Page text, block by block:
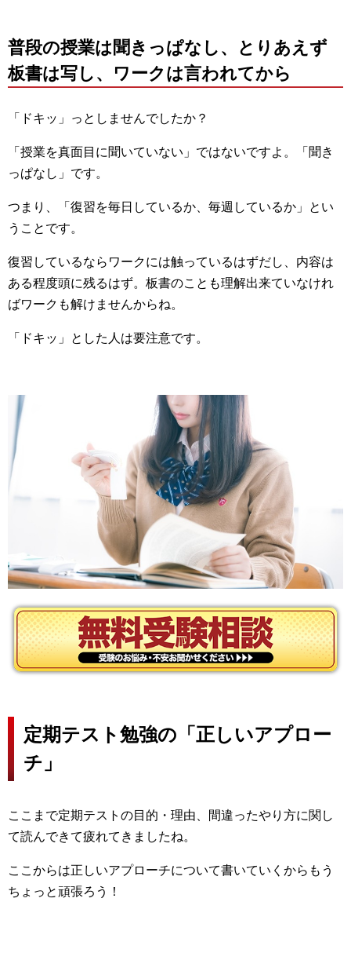
普段の授業は聞きっぱなし、とりあえず
板書は写し、ワークは言われてから
「ドキッ」っとしませんでしたか？
「授業を真面目に聞いていない」ではないですよ。「聞き
っぱなし」です。
つまり、「復習を毎日しているか、毎週しているか」とい
うことです。
復習しているならワークには触っているはずだし、内容は
ある程度頭に残るはず。板書のことも理解出来ていなけれ
ばワークも解けませんからね。
「ドキッ」とした人は要注意です。
定期テスト勉強の「正しいアプロー
チ」
ここまで定期テストの目的・理由、間違ったやり方に関し
て読んできて疲れてきましたね。
ここからは正しいアプローチについて書いていくからもう
ちょっと頑張ろう！